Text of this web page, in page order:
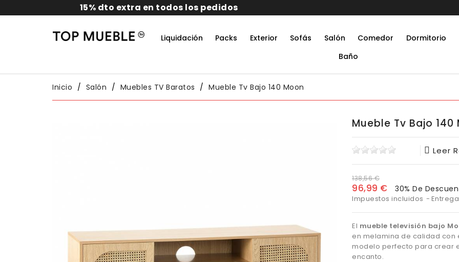
Liquidación Packs Exterior Sofás Salón Comedor Dormitorio
Baño
Inicio Salón Muebles TV Baratos Mueble Tv Bajo 140 Moon
Mueble Tv Bajo 140
Leer
138,56 €
96,99 € 30% De
Impuestos incluidos
El mueble televisión bajo
en melamina de calidad con
modelo perfecto para crear
encanto.